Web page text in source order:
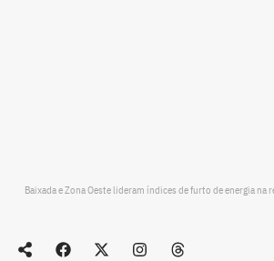
Baixada e Zona Oeste lideram índices de furto de energia